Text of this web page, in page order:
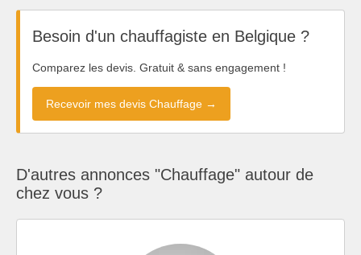
Besoin d'un chauffagiste en Belgique ?
Comparez les devis. Gratuit & sans engagement !
Recevoir mes devis Chauffage →
D'autres annonces "Chauffage" autour de
chez vous ?